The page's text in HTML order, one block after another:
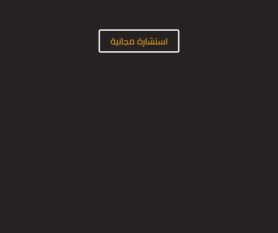
استشارة مجانية